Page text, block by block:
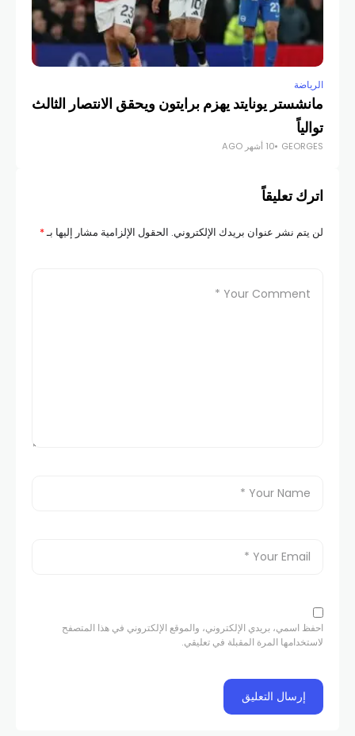
الرياضة
مانشستر يونايتد يهزم برايتون ويحقق الانتصار الثالث
توالياً
GEORGES 10 أشهر AGO
اترك تعليقاً
لن يتم نشر عنوان بريدك الإلكتروني. الحقول الإلزامية مشار إليها بـ*
احفظ اسمي، بريدي الإلكتروني، والموقع الإلكتروني في هذا المتصفح
لاستخدامها المرة المقبلة في تعليقي.